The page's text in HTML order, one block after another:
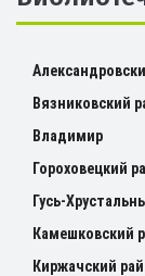
Вязниковский
Владимир
Гороховецкий
Гусь-
Камешковский
Киржачский